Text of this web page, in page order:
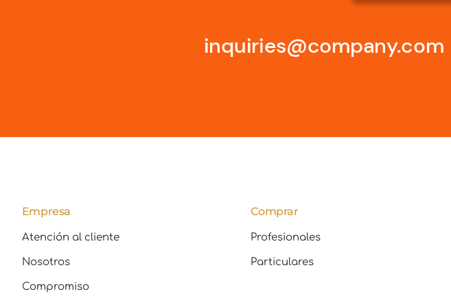
inquiries@company.com
Empresa
Atención al cliente
Nosotros
Compromiso
Comprar
Profesionales
Particulares